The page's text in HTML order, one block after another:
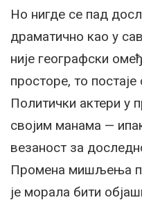
Но нигде се пад
драматично као у
није географски
просторе, то
Политички актери у
својим манама —
везаност за
Промена мишљења
је морала бити